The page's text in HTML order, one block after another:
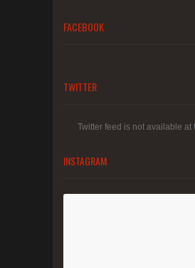
FACEBOOK
TWITTER
Twitter feed is not available at
INSTAGRAM